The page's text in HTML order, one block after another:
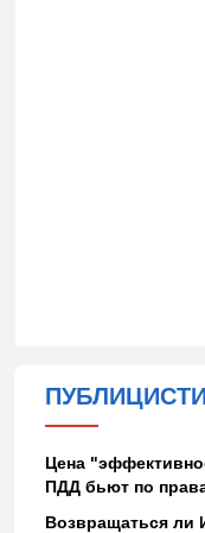
Цена
ПДД бьют по
Возвращаться ли